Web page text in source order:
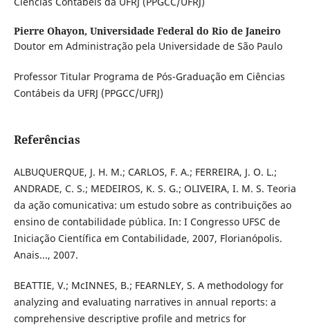
Pierre Ohayon, Universidade Federal do Rio de Janeiro
Doutor em Administração pela Universidade de São Paulo
Professor Titular Programa de Pós-Graduação em Ciências
Contábeis da UFRJ (PPGCC/UFRJ)
Referências
ALBUQUERQUE, J. H. M.; CARLOS, F. A.; FERREIRA, J. O. L.;
ANDRADE, C. S.; MEDEIROS, K. S. G.; OLIVEIRA, I. M. S. Teoria
da ação comunicativa: um estudo sobre as contribuições ao
ensino de contabilidade pública. In: I Congresso UFSC de
Iniciação Científica em Contabilidade, 2007, Florianópolis.
Anais..., 2007.
BEATTIE, V.; McINNES, B.; FEARNLEY, S. A methodology for
analyzing and evaluating narratives in annual reports: a
comprehensive descriptive profile and metrics for